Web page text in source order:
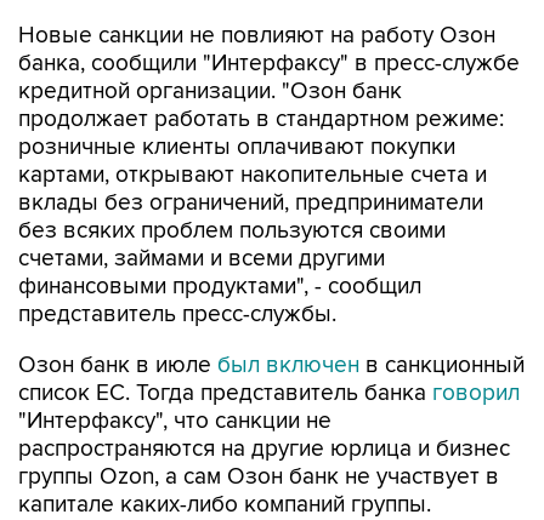
Новые санкции не повлияют на работу Озон
банка, сообщили "Интерфаксу" в пресс-службе
кредитной организации. "Озон банк
продолжает работать в стандартном режиме:
розничные клиенты оплачивают покупки
картами, открывают накопительные счета и
вклады без ограничений, предприниматели
без всяких проблем пользуются своими
счетами, займами и всеми другими
финансовыми продуктами", - сообщил
представитель пресс-службы.
Озон банк в июле был включен в санкционный
список ЕС. Тогда представитель банка говорил
"Интерфаксу", что санкции не
распространяются на другие юрлица и бизнес
группы Ozon, а сам Озон банк не участвует в
капитале каких-либо компаний группы.